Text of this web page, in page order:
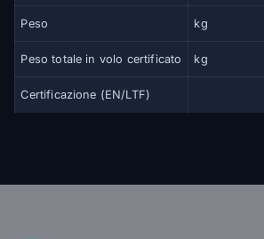
Peso kg
Peso totale in volo certificato kg
Certificazione (EN/LTF)